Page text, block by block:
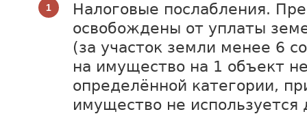
Налоговые послабления.
освобождены от уплаты
(за участок земли менее 6
на имущество на 1 объект
определённой категории,
имущество не используется